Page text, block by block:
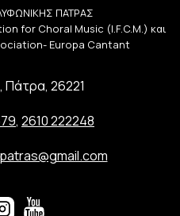
ΠΑΤΡΑΣ
for Choral Music (I.F.C.M.) και
Europa Cantant
Πάτρα, 26221
, 2610 222248